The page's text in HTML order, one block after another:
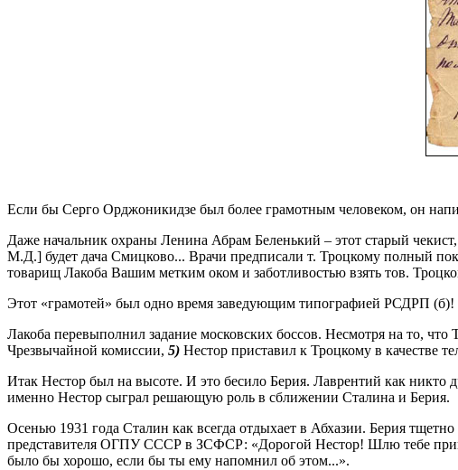
Если бы Серго Орджоникидзе был более грамотным человеком, он
Даже начальник охраны Ленина Абрам Беленький – этот старый
М.Д.] будет дача Смицково... Врачи предписали т. Троцкому полный
товарищ Лакоба Вашим метким оком и заботливостью взять тов.
Этот «грамотей» был одно время заведующим типографией РСДРП (б)!
Лакоба перевыполнил задание московских боссов. Несмотря на то,
Чрезвычайной комиссии, 5) Нестор приставил к Троцкому в качестве
Итак Нестор был на высоте. И это бесило Берия. Лаврентий как
именно Нестор сыграл решающую роль в сближении Сталина и Берия.
Осенью 1931 года Сталин как всегда отдыхает в Абхазии. Берия
представителя ОГПУ СССР в ЗСФСР: «Дорогой Нестор! Шлю тебе
было бы хорошо, если бы ты ему напомнил об этом...».